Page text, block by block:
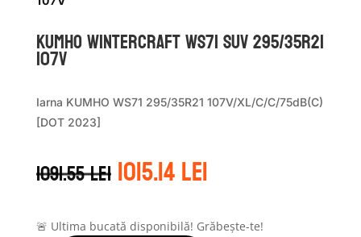
Kumho WINTERCRAFT WS71 SUV 295/35R21
107V
Iarna KUMHO WS71 295/35R21 107V/XL/C/C/75dB(C)
[DOT 2023]
1091.55lei Prețul
inițial
fost:
1015.14leiPrețul
curent
1015.14 lei.
🚨 Ultima bucată disponibilă! Grăbește-te!